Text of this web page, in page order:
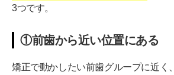
3つです。
①前歯から近い位置にある
矯正で動かしたい前歯グループに近く、